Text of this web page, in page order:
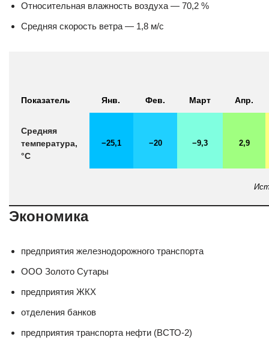
Относительная влажность воздуха — 70,2 %
Средняя скорость ветра — 1,8 м/с
Показатель Янв. Фев. Март Апр.
Средняя
температура,
°C
−25,1 −20 −9,3 2,9
Экономика
предприятия железнодорожного транспорта
ООО Золото Сутары
предприятия ЖКХ
отделения банков
предприятия транспорта нефти (ВСТО-2)